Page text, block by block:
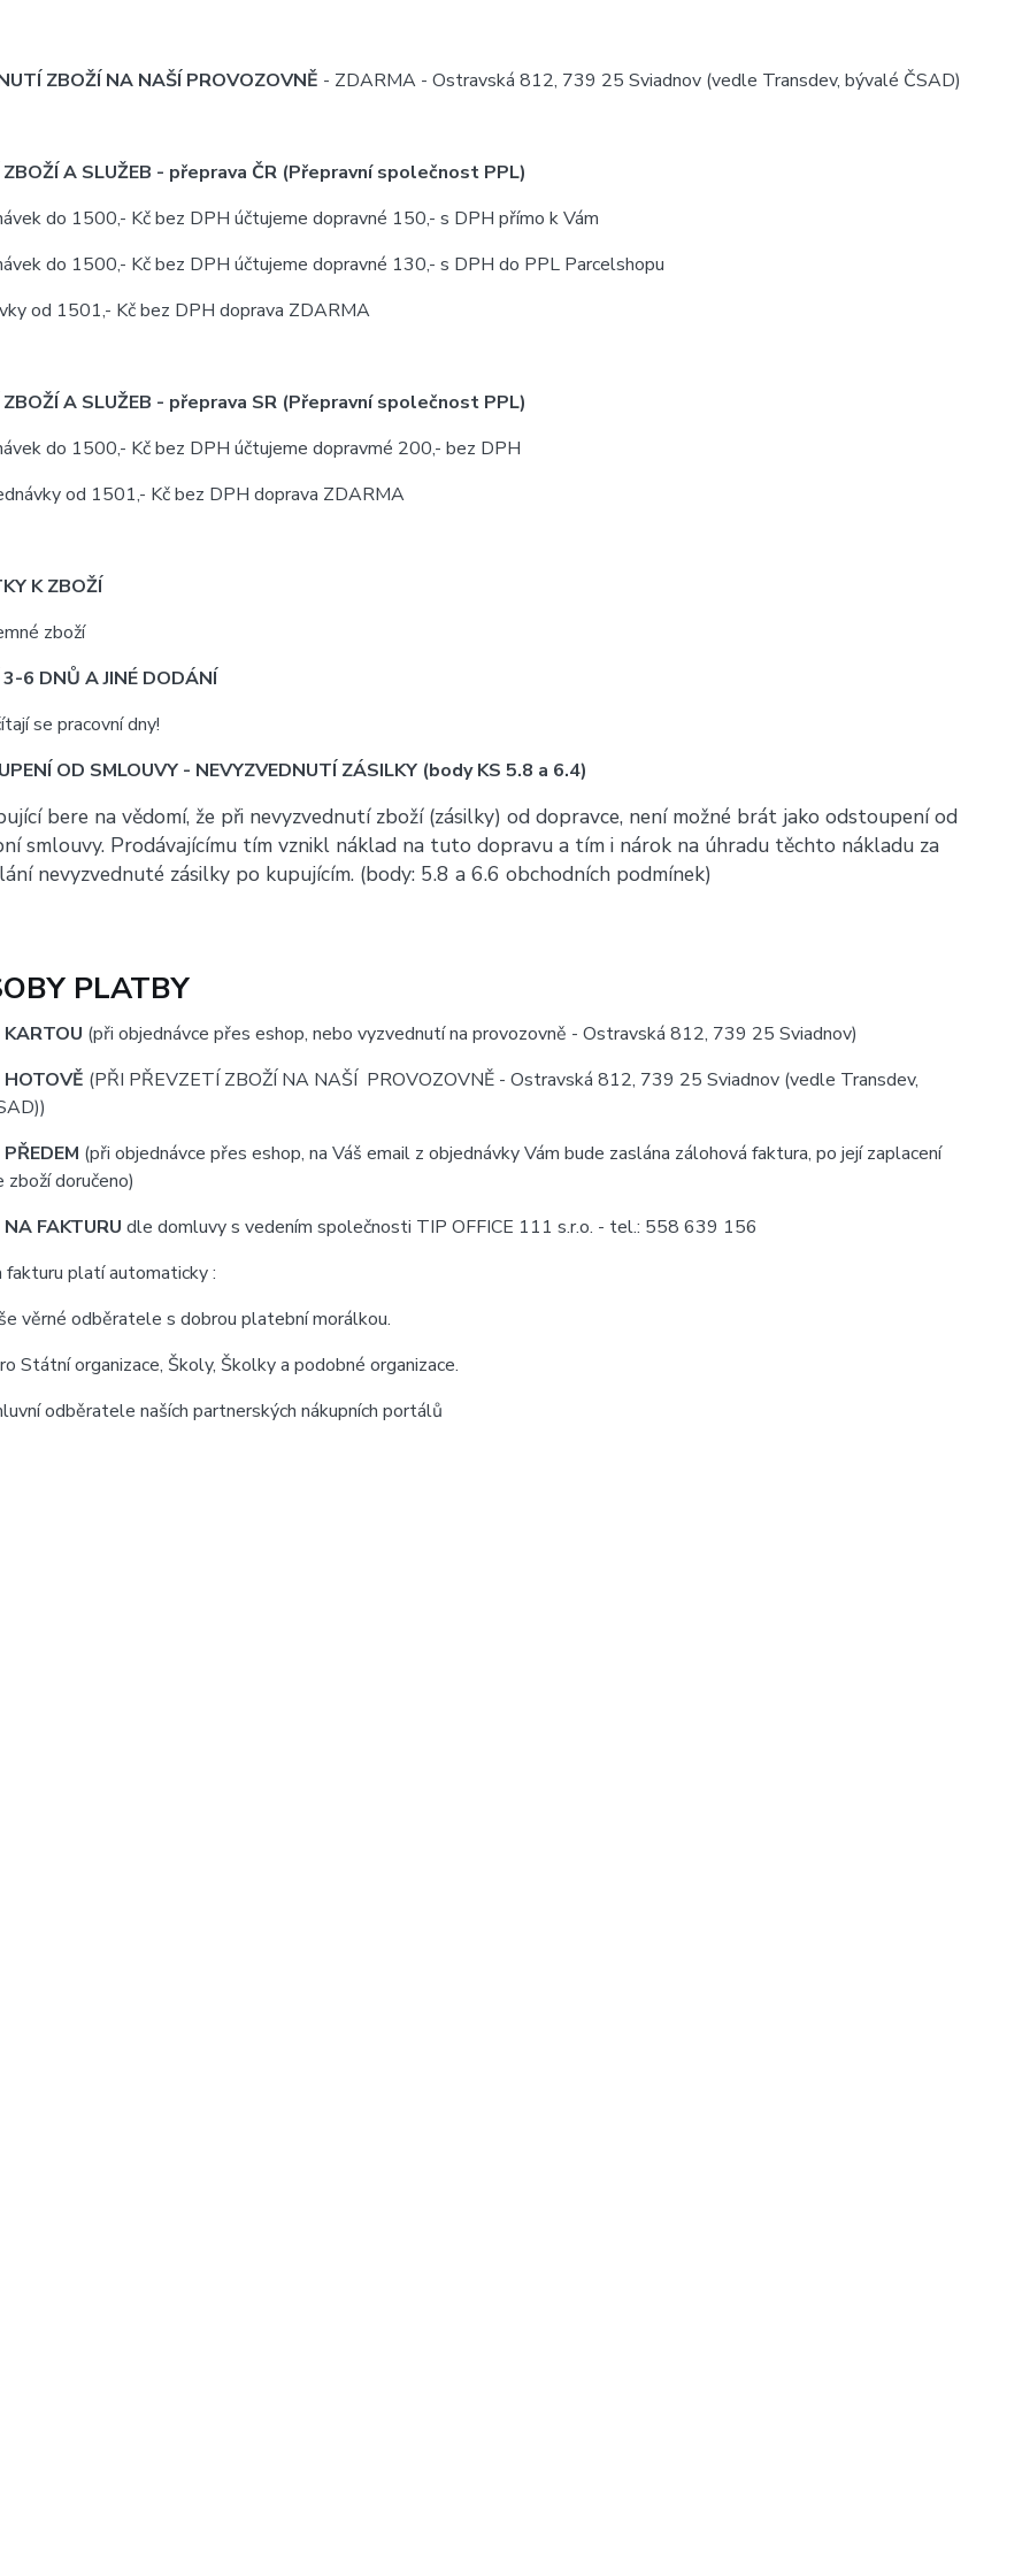
ZBOŽÍ NA NAŠÍ PROVOZOVNĚ - ZDARMA - Ostravská 812, 739 25 Sviadnov (vedle Transdev, bývalé ČSAD)
A SLUŽEB - přeprava ČR (Přepravní společnost PPL)
do 1500,- Kč bez DPH účtujeme dopravné 150,- s DPH přímo k Vám
do 1500,- Kč bez DPH účtujeme dopravné 130,- s DPH do PPL Parcelshopu
od 1501,- Kč bez DPH doprava ZDARMA
A SLUŽEB - přeprava SR (Přepravní společnost PPL)
do 1500,- Kč bez DPH účtujeme dopravmé 200,- bez DPH
od 1501,- Kč bez DPH doprava ZDARMA
K ZBOŽÍ
zboží
6 DNŮ A JINÉ DODÁNÍ
se pracovní dny!
OD SMLOUVY - NEVYZVEDNUTÍ ZÁSILKY (body KS 5.8 a 6.4)
bere na vědomí, že při nevyzvednutí zboží (zásilky) od dopravce, není možné brát jako odstoupení od
smlouvy. Prodávajícímu tím vznikl náklad na tuto dopravu a tím i nárok na úhradu těchto nákladu za
nevyzvednuté zásilky po kupujícím. (body: 5.8 a 6.6 obchodních podmínek)
PLATBY
(při objednávce přes eshop, nebo vyzvednutí na provozovně - Ostravská 812, 739 25 Sviadnov)
(PŘI PŘEVZETÍ ZBOŽÍ NA NAŠÍ PROVOZOVNĚ - Ostravská 812, 739 25 Sviadnov (vedle Transdev,
(při objednávce přes eshop, na Váš email z objednávky Vám bude zaslána zálohová faktura, po její zaplacení
zboží doručeno)
FAKTURU dle domluvy s vedením společnosti TIP OFFICE 111 s.r.o. - tel.: 558 639 156
fakturu platí automaticky :
věrné odběratele s dobrou platební morálkou.
Státní organizace, Školy, Školky a podobné organizace.
odběratele naších partnerských nákupních portálů